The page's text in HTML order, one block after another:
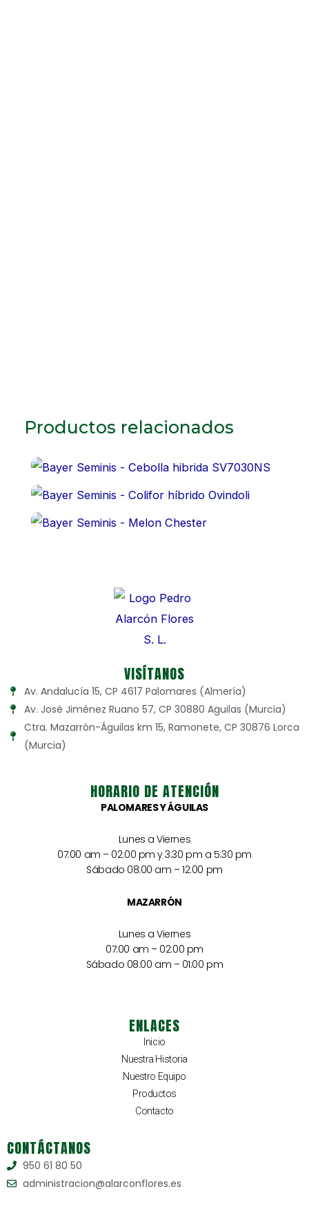
Productos relacionados
VISÍTANOS
Av. Andalucía 15, CP 4617 Palomares (Almería)
Av. José Jiménez Ruano 57, CP 30880 Aguilas (Murcia)
Ctra. Mazarrón-Águilas km 15, Ramonete, CP 30876 Lorca
(Murcia)
HORARIO DE ATENCIÓN
PALOMARES Y ÁGUILAS
Lunes a Viernes
07:00 am – 02:00 pm y 3:30 pm a 5:30 pm
Sábado 08:00 am – 12:00 pm
MAZARRÓN
Lunes a Viernes
07:00 am – 02:00 pm
Sábado 08:00 am – 01:00 pm
ENLACES
Inicio
Nuestra Historia
Nuestro Equipo
Productos
Contacto
CONTÁCTANOS
950 61 80 50
administracion@alarconflores.es